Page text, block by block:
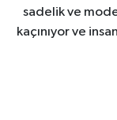
sadelik ve
kaçınıyor ve